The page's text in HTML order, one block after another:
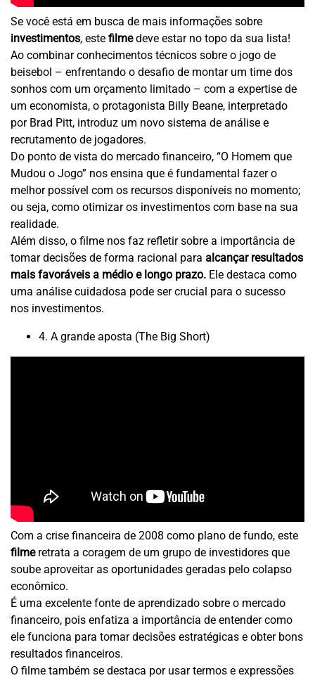
Se você está em busca de mais informações sobre
investimentos, este filmedeve estar no topo da sua lista!
Ao combinar conhecimentos técnicos sobre o jogo de
beisebol – enfrentando o desafio de montar um time dos
sonhos com um orçamento limitado – com a expertise de
um economista, o protagonista Billy Beane, interpretado
por Brad Pitt, introduz um novo sistema de análise e
recrutamento de jogadores.
Do ponto de vista do mercado financeiro, “O Homem que
Mudou o Jogo” nos ensina que é fundamental fazer o
melhor possível com os recursos disponíveis no momento;
ou seja, como otimizar os investimentos com base na sua
realidade.
Além disso, o filme nos faz refletir sobre a importância de
tomar decisões de forma racional para alcançar resultados
mais favoráveis a médio e longo prazo. Ele destaca como
uma análise cuidadosa pode ser crucial para o sucesso
nos investimentos.
4. A grande aposta (The Big Short)
Com a crise financeira de 2008 como plano de fundo, este
filmeretrata a coragem de um grupo de investidores que
soube aproveitar as oportunidades geradas pelo colapso
econômico.
É uma excelente fonte de aprendizado sobre o mercado
financeiro, pois enfatiza a importância de entender como
ele funciona para tomar decisões estratégicas e obter bons
resultados financeiros.
O filme também se destaca por usar termos e expressões